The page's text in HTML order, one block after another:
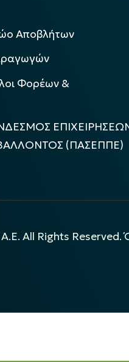
Αποβλήτων
Φορέων &
(ΠΑΣΕΠΠΕ)
All Rights Reserved.